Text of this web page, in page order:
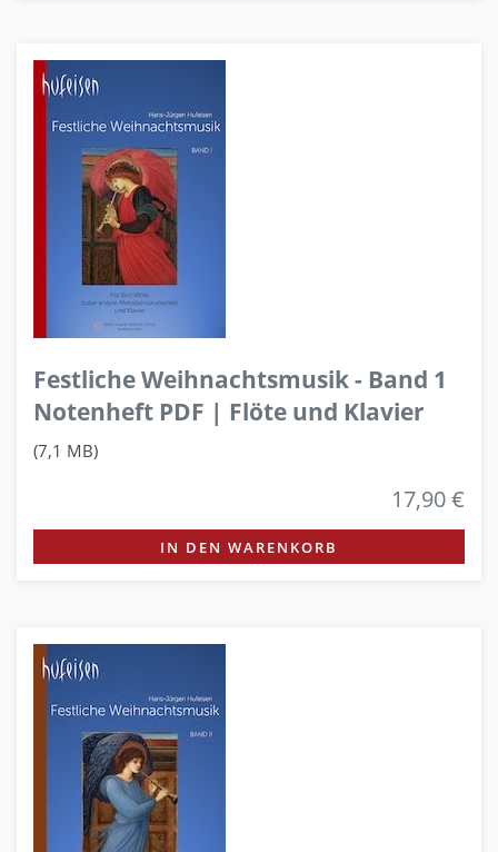
Festliche Weihnachtsmusik - Band 1
Notenheft PDF | Flöte und Klavier
(7,1 MB)
17,90 €
IN DEN WARENKORB